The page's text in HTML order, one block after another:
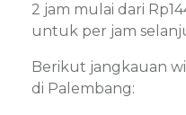
2 jam mulai dari
untuk per jam
Berikut jangkauan
di Palembang: